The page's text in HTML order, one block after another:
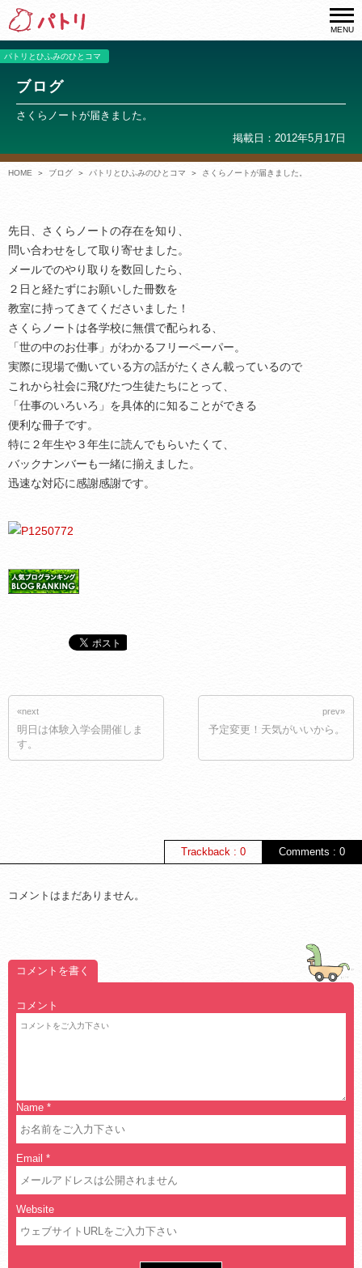
MENU
パトリとひふみのひとコマ
ブログ
さくらノートが届きました。
掲載日：2012年5月17日
HOME ブログ パトリとひふみのひとコマ さくらノートが届きました。
先日、さくらノートの存在を知り、
問い合わせをして取り寄せました。
メールでのやり取りを数回したら、
２日と経たずにお願いした冊数を
教室に持ってきてくださいました！
さくらノートは各学校に無償で配られる、
「世の中のお仕事」がわかるフリーペーパー。
実際に現場で働いている方の話がたくさん載っているので
これから社会に飛びたつ生徒たちにとって、
「仕事のいろいろ」を具体的に知ることができる
便利な冊子です。
特に２年生や３年生に読んでもらいたくて、
バックナンバーも一緒に揃えました。
迅速な対応に感謝感謝です。
«next
明日は体験入学会開催しま
す。
prev»
予定変更！天気がいいから。
Comments : 0
Trackback : 0
コメントはまだありません。
コメントを書く
コメント
Name *
Email *
Website